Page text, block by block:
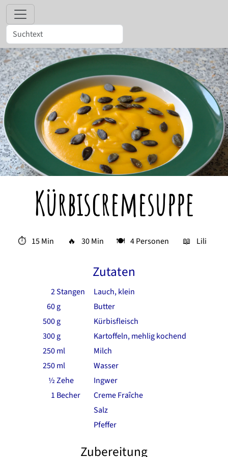
Kürbiscremesuppe
⏱ 15 Min 🔥 30 Min 🍽 4 Personen 📖 Lili
Zutaten
2Stangen
Lauch, klein
60 g
Butter
500 g
Kürbisfleisch
300 g
Kartoffeln, mehlig kochend
250 ml
Milch
250 ml
Wasser
½Zehe
Ingwer
1 Becher
Creme Fraîche
Salz
Pfeffer
Zubereitung